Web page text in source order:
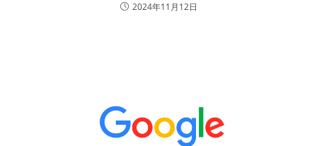
2024年11月12日